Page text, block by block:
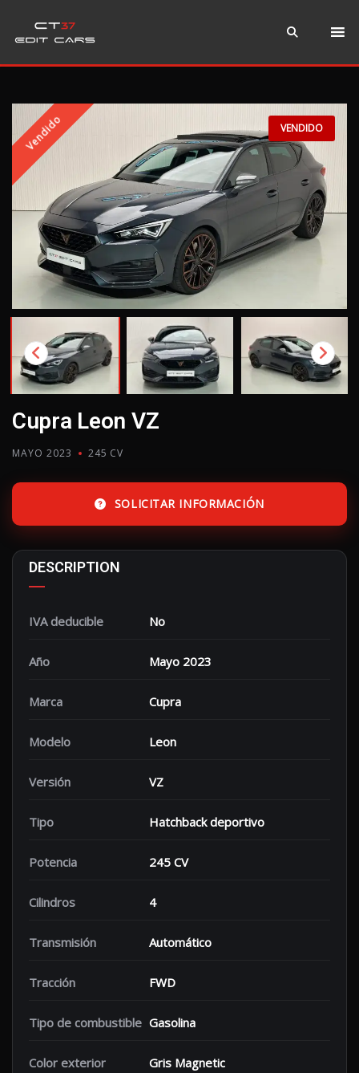
Vendido VENDIDO
Cupra Leon VZ
MAYO 2023 245 CV
SOLICITAR INFORMACIÓN
DESCRIPTION
IVA deducible No
Año Mayo 2023
Marca Cupra
Modelo Leon
Versión VZ
Tipo Hatchback deportivo
Potencia 245 CV
Cilindros 4
Transmisión Automático
Tracción FWD
Tipo de combustible Gasolina
Color exterior Gris Magnetic
Instagram
WhatsApp
Teléfono